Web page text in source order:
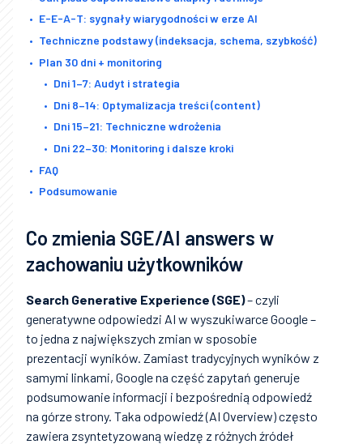
E-E-A-T: sygnały wiarygodności w erze AI
Techniczne podstawy (indeksacja, schema, szybkość)
Plan 30 dni + monitoring
Dni 1–7: Audyt i strategia
Dni 8–14: Optymalizacja treści (content)
Dni 15–21: Techniczne wdrożenia
Dni 22–30: Monitoring i dalsze kroki
FAQ
Podsumowanie
Co zmienia SGE/AI answers w
zachowaniu użytkowników
Search Generative Experience (SGE)– czyli
generatywne odpowiedzi AI w wyszukiwarce Google –
to jedna z największych zmian w sposobie
prezentacji wyników. Zamiast tradycyjnych wyników z
samymi linkami, Google na część zapytań generuje
podsumowanie informacji i bezpośrednią odpowiedź
na górze strony. Taka odpowiedź (AI Overview) często
zawiera zsyntetyzowaną wiedzę z różnych źródeł